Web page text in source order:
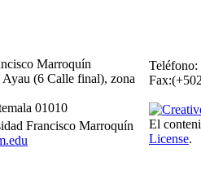
Marroquín
(6 Calle final), zona
01010
El
License.
Francisco Marroquín